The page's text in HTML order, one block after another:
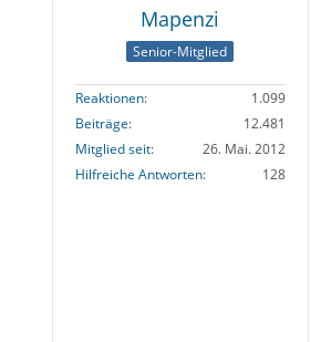
Mapenzi
Senior-Mitglied
Reaktionen
1.099
Beiträge
12.481
Mitglied seit
26. Mai. 2012
Hilfreiche Antworten
128